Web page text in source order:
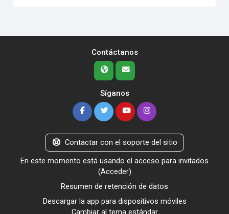
Contáctanos
Síganos
Contactar con el soporte del sitio
En este momento está usando el acceso para invitados
(Acceder)
Resumen de retención de datos
Descargar la app para dispositivos móviles
Cambiar al tema estándar